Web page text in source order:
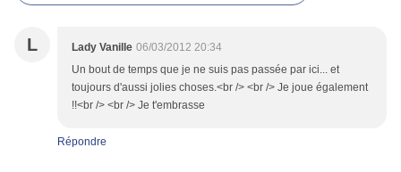
L Lady Vanille 06/03/2012 20:34
Un bout de temps que je ne suis pas passée par ici... et
toujours d'aussi jolies choses.<br /> <br /> Je joue également
!!<br /> <br /> Je t'embrasse
Répondre